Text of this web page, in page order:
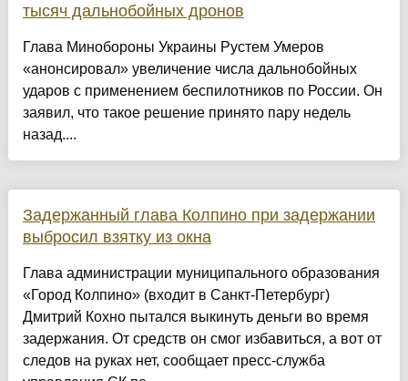
тысяч дальнобойных дронов
Глава Минобороны Украины Рустем Умеров
«анонсировал» увеличение числа дальнобойных
ударов с применением беспилотников по России. Он
заявил, что такое решение принято пару недель
назад....
Задержанный глава Колпино при задержании
выбросил взятку из окна
Глава администрации муниципального образования
«Город Колпино» (входит в Санкт-Петербург)
Дмитрий Кохно пытался выкинуть деньги во время
задержания. От средств он смог избавиться, а вот от
следов на руках нет, сообщает пресс-служба